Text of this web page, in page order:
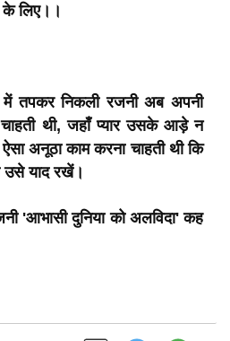
के लिए।।
तपकर निकली रजनी अब अपनी
चाहती थी, जहाँ प्यार उसके आड़े न
अनूठा काम करना चाहती थी कि
उसे याद रखें।
'आभासी दुनिया को अलविदा' कह